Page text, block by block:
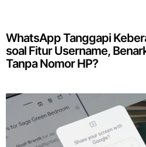
WhatsApp Tanggapi
soal Fitur Username,
Tanpa Nomor HP?